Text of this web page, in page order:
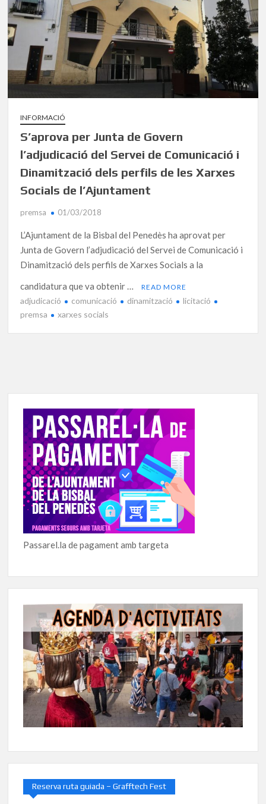
INFORMACIÓ
S’aprova per Junta de Govern
l’adjudicació del Servei de Comunicació i
Dinamització dels perfils de les Xarxes
Socials de l’Ajuntament
premsa 01/03/2018
L’Ajuntament de la Bisbal del Penedès ha aprovat per
Junta de Govern l’adjudicació del Servei de Comunicació i
Dinamització dels perfils de Xarxes Socials a la
candidatura que va obtenir …
READ MORE
adjudicació comunicació dinamització
licitació
premsa
xarxes socials
Passarel.la de pagament amb targeta
Reserva ruta guiada – Grafftech Fest